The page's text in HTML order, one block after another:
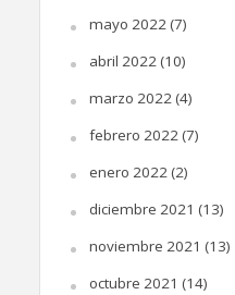
mayo 2022(7)
abril 2022(10)
marzo 2022(4)
febrero 2022(7)
enero 2022(2)
diciembre 2021 (13)
noviembre 2021 (13)
octubre 2021 (14)